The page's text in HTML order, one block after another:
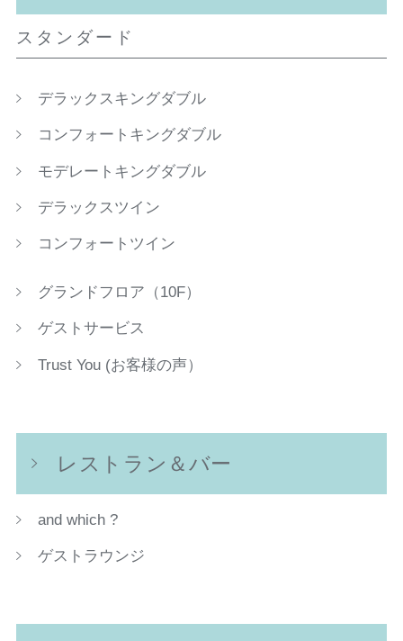
スタンダード
デラックスキングダブル
コンフォートキングダブル
モデレートキングダブル
デラックスツイン
コンフォートツイン
グランドフロア（10F）
ゲストサービス
Trust You (お客様の声）
レストラン＆バー
and which ?
ゲストラウンジ